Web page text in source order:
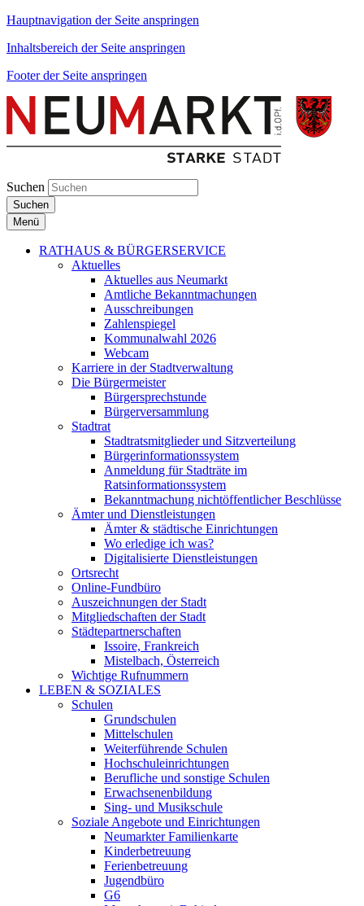
Hauptnavigation der Seite anspringen
Inhaltsbereich der Seite anspringen
Footer der Seite anspringen
Suchen
Suchen
Menü
RATHAUS & BÜRGERSERVICE
Aktuelles
Aktuelles aus Neumarkt
Amtliche Bekanntmachungen
Ausschreibungen
Zahlenspiegel
Kommunalwahl 2026
Webcam
Karriere in der Stadtverwaltung
Die Bürgermeister
Bürgersprechstunde
Bürgerversammlung
Stadtrat
Stadtratsmitglieder und Sitzverteilung
Bürgerinformationssystem
Anmeldung für Stadträte im
Ratsinformationssystem
Bekanntmachung nichtöffentlicher Beschlüsse
Ämter und Dienstleistungen
Ämter & städtische Einrichtungen
Wo erledige ich was?
Digitalisierte Dienstleistungen
Ortsrecht
Online-Fundbüro
Auszeichnungen der Stadt
Mitgliedschaften der Stadt
Städtepartnerschaften
Issoire, Frankreich
Mistelbach, Österreich
Wichtige Rufnummern
LEBEN & SOZIALES
Schulen
Grundschulen
Mittelschulen
Weiterführende Schulen
Hochschuleinrichtungen
Berufliche und sonstige Schulen
Erwachsenenbildung
Sing- und Musikschule
Soziale Angebote und Einrichtungen
Neumarkter Familienkarte
Kinderbetreuung
Ferienbetreuung
Jugendbüro
G6